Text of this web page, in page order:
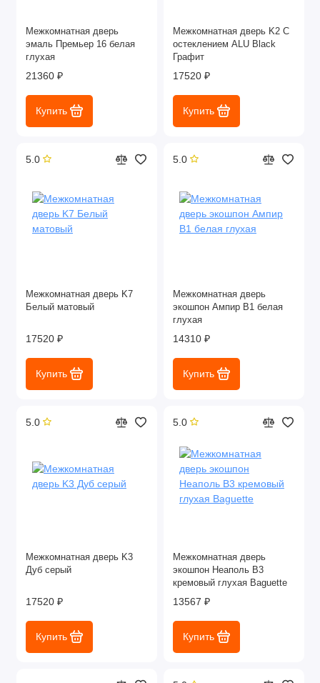
Межкомнатная дверь
эмаль Премьер 16 белая
глухая
21360 ₽
Купить
Межкомнатная дверь K2 С
остеклением ALU Black
Графит
17520 ₽
Купить
5.0
Межкомнатная дверь K7
Белый матовый
17520 ₽
Купить
5.0
Межкомнатная дверь
экошпон Ампир В1 белая
глухая
14310 ₽
Купить
5.0
Межкомнатная дверь K3
Дуб серый
17520 ₽
Купить
5.0
Межкомнатная дверь
экошпон Неаполь В3
кремовый глухая Baguette
13567 ₽
Купить